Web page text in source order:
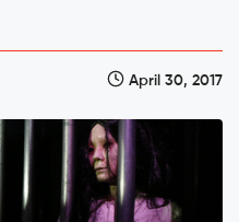
April 30, 2017